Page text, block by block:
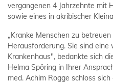
vergangenen 4 Jahrzehnte mit
sowie eines in akribischer
„Kranke Menschen zu
Herausforderung. Sie sind
Krankenhaus", bedankte sich
Helma Spöring in Ihrer
med. Achim Rogge schloss